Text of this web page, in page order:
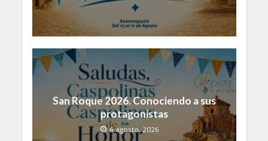
San Roque 2026. Conociendo a sus
protagonistas
6 agosto, 2026